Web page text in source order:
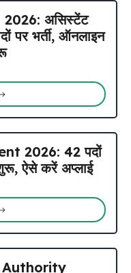
असिस्टेंट
पर भर्ती, ऑनलाइन
2026: 42 पदों
ऐसे करें अप्लाई